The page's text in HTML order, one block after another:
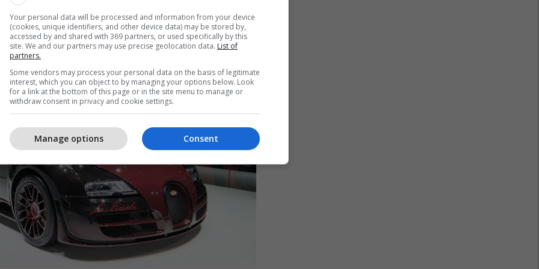
edhe te modelet Civic dhe Camry. /Telegrafi/
Your personal data will be processed and information from your device
(cookies, unique identifiers, and other device data) may be stored by,
accessed by and shared with 369 partners, or used specifically by this
site. We and our partners may use precise geolocation data. List of
partners.
Some vendors may process your personal data on the basis of legitimate
interest, which you can object to by managing your options below. Look
for a link at the bottom of this page or in the site menu to manage or
withdraw consent in privacy and cookie settings.
Consent
Manage options